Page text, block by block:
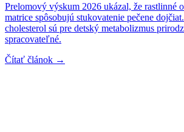
Prelomový výskum 2026 ukázal, že rastlinné
matrice spôsobujú stukovatenie pečene
cholesterol sú pre detský metabolizmus
spracovateľné.
Čítať článok →